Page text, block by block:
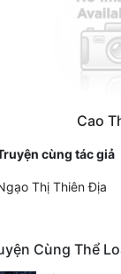
Cao
cùng tác giả
Thị Thiên Địa
Cùng Thể